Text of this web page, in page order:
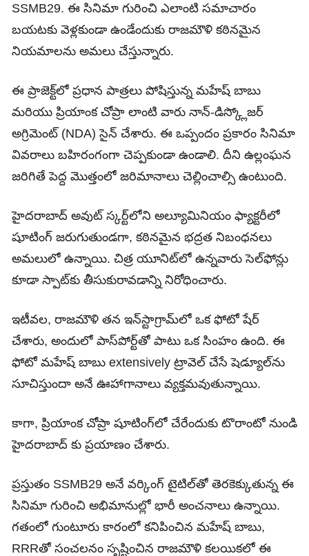
SSMB29. ఈ సినిమా గురించి ఎలాంటి సమాచారం
బయటకు వెళ్లకుండా ఉండేందుకు రాజమౌళి కఠినమైన
నియమాలను అమలు చేస్తున్నారు.
ఈ ప్రాజెక్ట్‌లో ప్రధాన పాత్రలు పోషిస్తున్న మహేష్ బాబు
మరియు ప్రియాంక చోప్రా లాంటి వారు నాన్-డిస్క్లోజర్
అగ్రిమెంట్ (NDA) సైన్ చేశారు. ఈ ఒప్పందం ప్రకారం సినిమా
వివరాలు బహిరంగంగా చెప్పకుండా ఉండాలి. దీని ఉల్లంఘన
జరిగితే పెద్ద మొత్తంలో జరిమానాలు చెల్లించాల్సి ఉంటుంది.
హైదరాబాద్‌ అవుట్ స్కర్ట్‌లోని అల్యూమినియం ఫ్యాక్టరీలో
షూటింగ్ జరుగుతుండగా, కఠినమైన భద్రత నిబంధనలు
అమలులో ఉన్నాయి. చిత్ర యూనిట్‌లో ఉన్నవారు సెల్‌ఫోన్లు
కూడా స్పాట్‌కు తీసుకురావడాన్ని నిరోధించారు.
ఇటీవల, రాజమౌళి తన ఇన్‌స్టాగ్రామ్‌లో ఒక ఫోటో షేర్
చేశారు, అందులో పాస్‌పోర్ట్‌తో పాటు ఒక సింహం ఉంది. ఈ
ఫోటో మహేష్ బాబు extensively ట్రావెల్ చేసే షెడ్యూల్‌ను
సూచిస్తుందా అనే ఊహాగానాలు వ్యక్తమవుతున్నాయి.
కాగా, ప్రియాంక చోప్రా షూటింగ్‌లో చేరేందుకు టొరాంటో నుండి
హైదరాబాద్ కు ప్రయాణం చేశారు.
ప్రస్తుతం SSMB29 అనే వర్కింగ్ టైటిల్‌తో తెరకెక్కుతున్న ఈ
సినిమా గురించి అభిమానుల్లో భారీ అంచనాలు ఉన్నాయి.
గతంలో గుంటూరు కారంలో కనిపించిన మహేష్ బాబు,
RRRతో సంచలనం సృష్టించిన రాజమౌళి కలయికలో ఈ